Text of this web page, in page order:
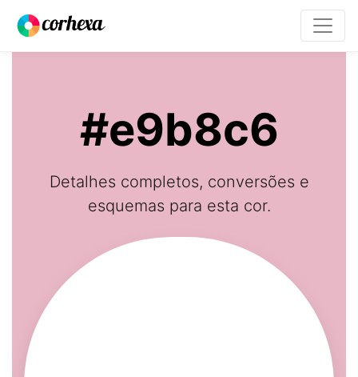
#e9b8c6
Detalhes completos, conversões e
esquemas para esta cor.